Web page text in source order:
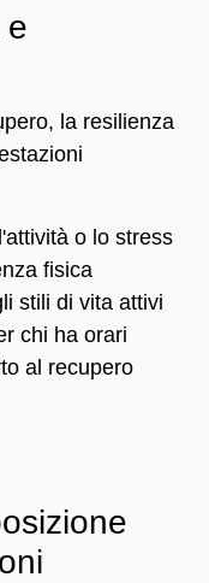
e
la resilienza
o lo stress
fisica
stili di vita attivi
chi ha orari
al recupero